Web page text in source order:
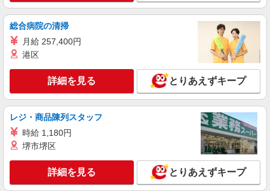
キープ 詳細を見る
アルバイト
ケンタッキーフライドチキン 相模原中央店
カウンター・キッチンスタッフ ＜優先募集日
時＞土日祝 9:00〜14:00
時給1230円
神奈川県相模原市中央区中央2-13-1
詳細を見る
パート
コンパスグループ・ジャパン株式会社 66112_p
総合病院の清掃
月給 257,400円
港区
詳細を見る とりあえずキープ
レジ・商品陳列スタッフ
時給 1,180円
堺市堺区
詳細を見る とりあえずキープ